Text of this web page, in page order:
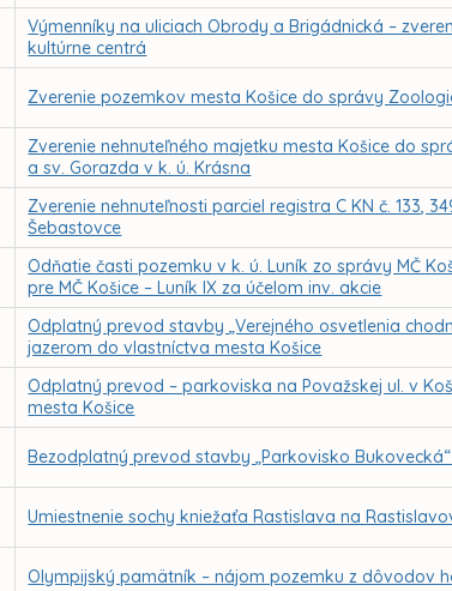
Výmenníky na uliciach Obrody a Brigádnická –
kultúrne centrá
Zverenie pozemkov mesta Košice do správy
Zverenie nehnuteľného majetku mesta Košice do
a sv. Gorazda v k. ú. Krásna
Zverenie nehnuteľnosti parciel registra C KN č. 133,
Šebastovce
Odňatie časti pozemku v k. ú. Luník zo správy MČ
pre MČ Košice – Luník IX za účelom inv. akcie
Odplatný prevod stavby „Verejného osvetlenia
jazerom do vlastníctva mesta Košice
Odplatný prevod – parkoviska na Považskej ul. v
mesta Košice
Bezodplatný prevod stavby „Parkovisko
Umiestnenie sochy kniežaťa Rastislava na
Olympijský pamätník – nájom pozemku z dôvodov